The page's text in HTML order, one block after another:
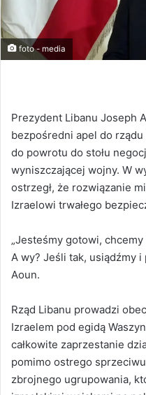
foto - media
Prezydent Libanu Joseph
bezpośredni apel do
do powrotu do stołu
wyniszczającej wojny. W
ostrzegł, że rozwiązanie
Izraelowi trwałego
„Jesteśmy gotowi,
A wy? Jeśli tak, usiądźmy i
Aoun.
Rząd Libanu prowadzi
Izraelem pod egidą
całkowite zaprzestanie
pomimo ostrego
zbrojnego ugrupowania,